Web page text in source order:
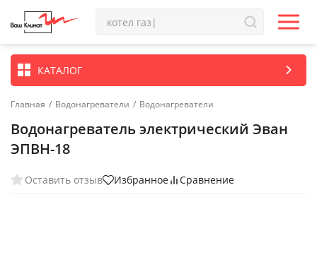
КАТАЛОГ
Главная / Водонагреватели / Водонагреватели
Водонагреватель электрический Эван
ЭПВН-18
Оставить отзыв Избранное Сравнение